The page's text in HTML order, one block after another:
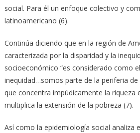
social. Para él un enfoque colectivo y
latinoamericano (6).
Continúa diciendo que en la región de
caracterizada por la disparidad y la
socioeconómico “es considerado como
inequidad…somos parte de la periferia
que concentra impúdicamente la riqueza
multiplica la extensión de la pobreza (7).
Así como la epidemiología social analiza